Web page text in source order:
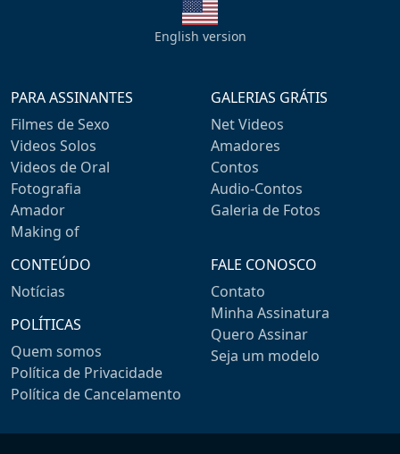
English version
PARA ASSINANTES
Filmes de Sexo
Videos Solos
Videos de Oral
Fotografia
Amador
Making of
GALERIAS GRÁTIS
Net Videos
Amadores
Contos
Audio-Contos
Galeria de Fotos
CONTEÚDO
Notícias
POLÍTICAS
Quem somos
Política de Privacidade
Política de Cancelamento
FALE CONOSCO
Contato
Minha Assinatura
Quero Assinar
Seja um modelo